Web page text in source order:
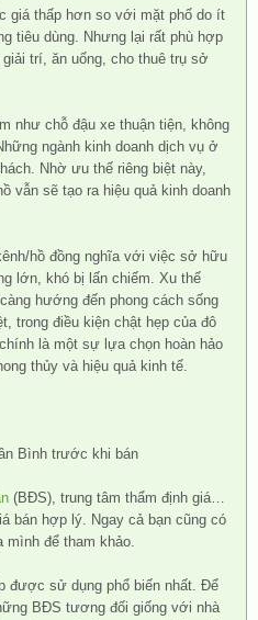
giá thấp hơn so với mặt phố do ít
tiêu dùng. Nhưng lại rất phù hợp
trí, ăn uống, cho thuê trụ sở
như chỗ đậu xe thuận tiện, không
ngành kinh doanh dịch vụ ở
Nhờ ưu thế riêng biệt này,
vẫn sẽ tạo ra hiệu quả kinh doanh
hồ đồng nghĩa với việc sở hữu
lớn, khó bị lấn chiếm. Xu thế
hướng đến phong cách sống
trong điều kiện chật hẹp của đô
là một sự lựa chọn hoàn hảo
thủy và hiệu quả kinh tế.
Bình trước khi bán
(BĐS), trung tâm thẩm định giá…
bán hợp lý. Ngay cả bạn cũng có
mình để tham khảo.
được sử dụng phổ biến nhất. Để
BĐS tương đối giống với nhà